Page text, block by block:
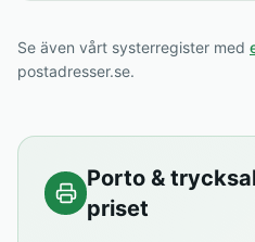
Se även vårt systerregister med
postadresser.se.
Porto &
priset